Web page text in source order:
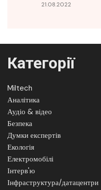
21.08.2022
Категорії
Miltech
Аналітика
Аудіо & відео
Безпека
Думки експертів
Екологія
Електромобілі
Інтерв'ю
Інфраструктура/датацентри